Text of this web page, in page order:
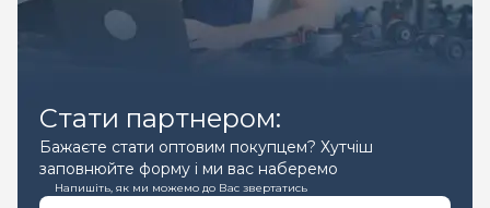
Стати партнером:
Бажаєте стати оптовим покупцем? Хутчіш
заповнюйте форму і ми вас наберемо
Напишіть, як ми можемо до Вас звертатись